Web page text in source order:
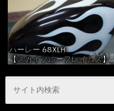
ハーレー 68XLH
【スカイブルーフレイムス】